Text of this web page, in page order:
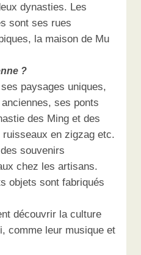
dynasties. Les
sont ses rues
la maison de Mu
?
paysages uniques,
ses ponts
des Ming et des
en zigzag etc.
souvenirs
chez les artisans.
objets sont fabriqués
découvrir la culture
comme leur musique et